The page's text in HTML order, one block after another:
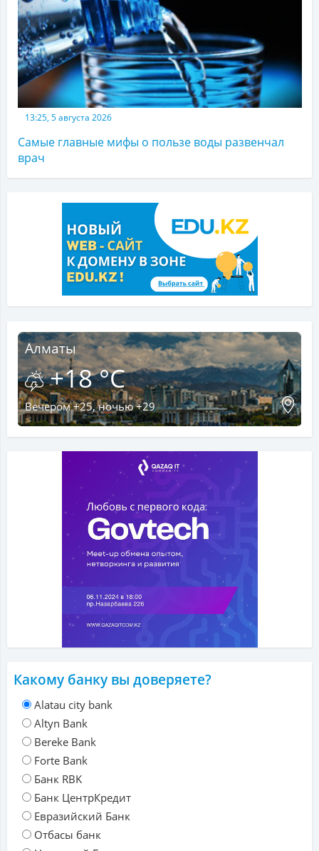
13:25, 5 августа 2026
Самые главные мифы о пользе воды развенчал
врач
Алматы
+18 °C
Вечером +25, ночью +29
Какому банку вы доверяете?
Alatau city bank
Altyn Bank
Bereke Bank
Forte Bank
Банк RBK
Банк ЦентрКредит
Евразийский Банк
Отбасы банк